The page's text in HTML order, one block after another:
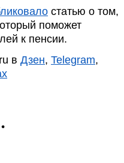
статью о том,
поможет
к пенсии.
в Дзен, Telegram,